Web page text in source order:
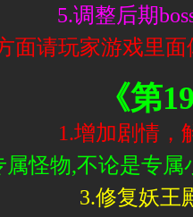
5.调整后期
面请玩家游戏里
《第
1.增加剧情，
怪物,不论是专
3.修复妖王